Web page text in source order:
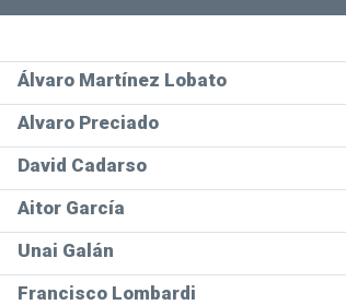
Álvaro Martínez Lobato
Alvaro Preciado
David Cadarso
Aitor García
Unai Galán
Francisco Lombardi